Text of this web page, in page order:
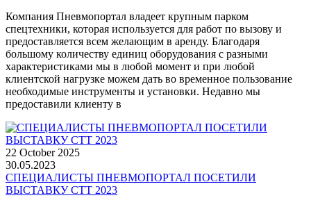
Компания Пневмопортал владеет крупным парком
спецтехники, которая используется для работ по вызову и
предоставляется всем желающим в аренду. Благодаря
большому количеству единиц оборудования с разными
характеристиками мы в любой момент и при любой
клиентской нагрузке можем дать во временное пользование
необходимые инструменты и установки. Недавно мы
предоставили клиенту в
22 October 2025
30.05.2023
СПЕЦИАЛИСТЫ ПНЕВМОПОРТАЛ ПОСЕТИЛИ
ВЫСТАВКУ СТТ 2023